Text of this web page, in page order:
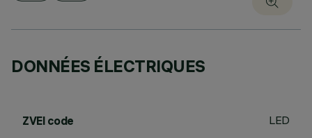
DONNÉES ÉLECTRIQUES
ZVEI code LED